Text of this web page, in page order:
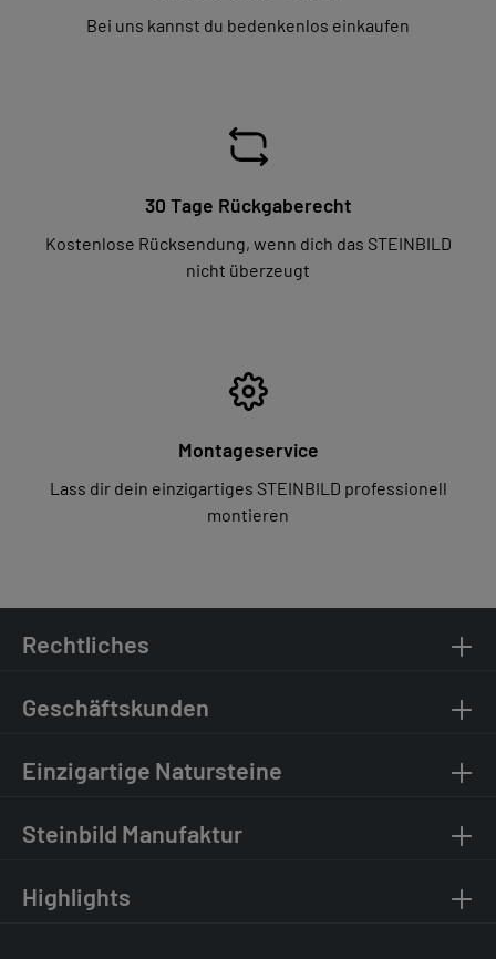
Bei uns kannst du bedenkenlos einkaufen
30 Tage Rückgaberecht
Kostenlose Rücksendung, wenn dich das STEINBILD
nicht überzeugt
Montageservice
Lass dir dein einzigartiges STEINBILD professionell
montieren
Rechtliches
Geschäftskunden
Einzigartige Natursteine
Steinbild Manufaktur
Highlights